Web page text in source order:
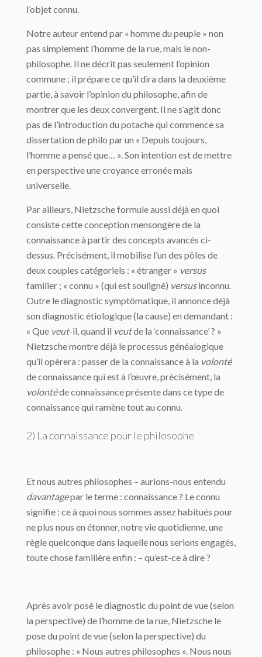
l’objet connu.
Notre auteur entend par « homme du peuple » non
pas simplement l’homme de la rue, mais le non-
philosophe. Il ne décrit pas seulement l’opinion
commune ; il prépare ce qu’il dira dans la deuxième
partie, à savoir l’opinion du philosophe, afin de
montrer que les deux convergent. Il ne s’agit donc
pas de l’introduction du potache qui commence sa
dissertation de philo par un « Depuis toujours,
l’homme a pensé que… ». Son intention est de mettre
en perspective une croyance erronée mais
universelle.
Par ailleurs, Nietzsche formule aussi déjà en quoi
consiste cette conception mensongère de la
connaissance à partir des concepts avancés ci-
dessus. Précisément, il mobilise l’un des pôles de
deux couples catégoriels : « étranger » versus
familier ; « connu » (qui est souligné) versusinconnu.
Outre le diagnostic symptômatique, il annonce déjà
son diagnostic étiologique (la cause) en demandant :
« Que veut-il, quand il veutde la ‘connaissance’ ? »
Nietzsche montre déjà le processus généalogique
qu’il opèrera : passer de la connaissance à la volonté
de connaissance qui est à l’œuvre, précisément, la
volontéde connaissance présente dans ce type de
connaissance qui ramène tout au connu.
2) La connaissance pour le philosophe
Et nous autres philosophes – aurions-nous entendu
davantagepar le terme : connaissance ? Le connu
signifie : ce à quoi nous sommes assez habitués pour
ne plus nous en étonner, notre vie quotidienne, une
règle quelconque dans laquelle nous serions engagés,
toute chose familière enfin : – qu’est-ce à dire ?
Après avoir posé le diagnostic du point de vue (selon
la perspective) de l’homme de la rue, Nietzsche le
pose du point de vue (selon la perspective) du
philosophe : « Nous autres philosophes ». Nous nous